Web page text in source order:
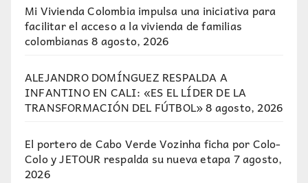
Mi Vivienda Colombia impulsa una iniciativa para
facilitar el acceso a la vivienda de familias
colombianas 8 agosto, 2026
ALEJANDRO DOMÍNGUEZ RESPALDA A
INFANTINO EN CALI: «ES EL LÍDER DE LA
TRANSFORMACIÓN DEL FÚTBOL»8 agosto, 2026
El portero de Cabo Verde Vozinha ficha por Colo-
Colo y JETOUR respalda su nueva etapa7 agosto,
2026